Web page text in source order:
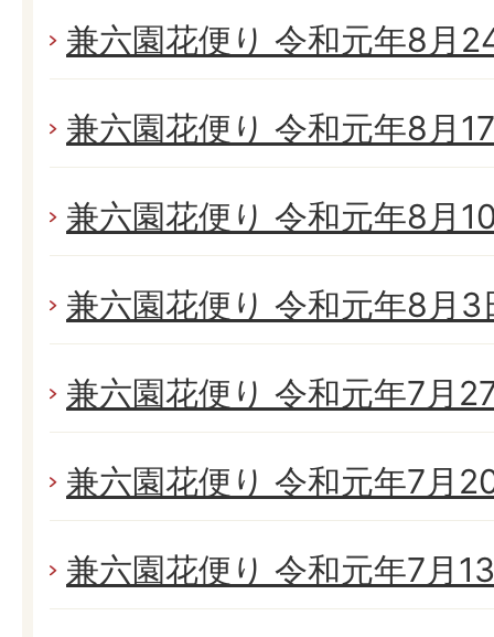
兼六園花便り 令和元年8月
兼六園花便り 令和元年8月
兼六園花便り 令和元年8月
兼六園花便り 令和元年8月3
兼六園花便り 令和元年7月
兼六園花便り 令和元年7月
兼六園花便り 令和元年7月